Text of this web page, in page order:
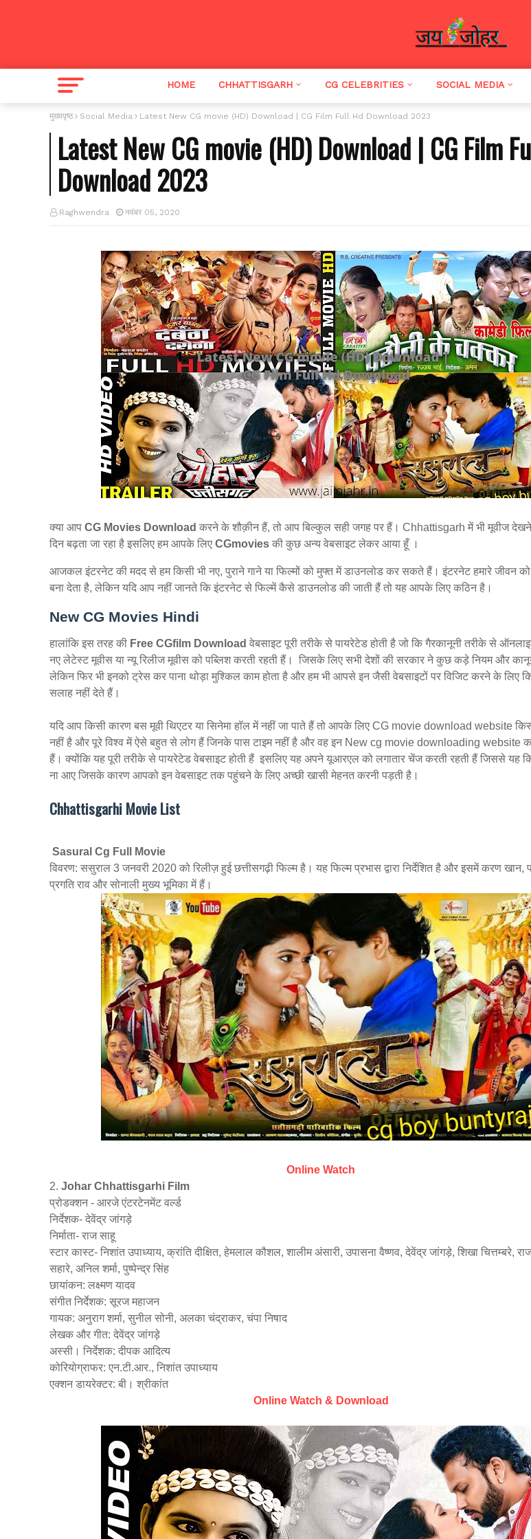
HOME CHHATTISGARH CG CELEBRITIES SOCIAL MEDIA
मुख्यपृष्ठ Social Media Latest New CG movie (HD) Download | CG Film Full Hd Download 2023
Latest New CG movie (HD) Download | CG Film
Download 2023
Raghwendra नवंबर 05, 2020
क्या आप CG Movies Download करने के शौक़ीन हैं, तो आप बिल्कुल सही जगह पर हैं। Chhattisgarh में भी मूवीज
दिन बढ़ता जा रहा है इसलिए हम आपके लिए CGmovies की कुछ अन्य वेबसाइट लेकर आया हूँ ।
आजकल इंटरनेट की मदद से हम किसी भी नए, पुराने गाने या फिल्मों को मुफ्त में डाउनलोड कर सकते हैं। इंटरनेट हमारे जीवन
बना देता है, लेकिन यदि आप नहीं जानते कि इंटरनेट से फिल्में कैसे डाउनलोड की जाती हैं तो यह आपके लिए कठिन है।
New CG Movies Hindi
हालांकि इस तरह की Free CGfilm Download वेबसाइट पूरी तरीके से पायरेटेड होती है जो कि गैरकानूनी तरीके से
नए लेटेस्ट मूवीस या न्यू रिलीज मूवीस को पब्लिश करती रहती हैं। जिसके लिए सभी देशों की सरकार ने कुछ कड़े नियम और
लेकिन फिर भी इनको ट्रेस कर पाना थोड़ा मुश्किल काम होता है और हम भी आपसे इन जैसी वेबसाइटों पर विजिट करने के लिए
सलाह नहीं देते हैं।
यदि आप किसी कारण बस मूवी थिएटर या सिनेमा हॉल में नहीं जा पाते हैं तो आपके लिए CG movie download website
नहीं है और पूरे विश्व में ऐसे बहुत से लोग हैं जिनके पास टाइम नहीं है और वह इन New cg movie downloading website
हैं। क्योंकि यह पूरी तरीके से पायरेटेड वेबसाइट होती हैं इसलिए यह अपने यूआरएल को लगातार चेंज करती रहती हैं जिससे यह
ना आए जिसके कारण आपको इन वेबसाइट तक पहुंचने के लिए अच्छी खासी मेहनत करनी पड़ती है।
Chhattisgarhi Movie List
Sasural Cg Full Movie
विवरण: ससुराल 3 जनवरी 2020 को रिलीज़ हुई छत्तीसगढ़ी फिल्म है। यह फिल्म प्रभास द्वारा निर्देशित है और इसमें करण खान,
प्रगति राव और सोनाली मुख्य भूमिका में हैं।
Online Watch
2. Johar Chhattisgarhi Film
प्रोडक्शन - आरजे एंटरटेनमेंट वर्ल्ड
निर्देशक- देवेंद्र जांगड़े
निर्माता- राज साहू
स्टार कास्ट- निशांत उपाध्याय, क्रांति दीक्षित, हेमलाल कौशल, शालीम अंसारी, उपासना वैष्णव, देवेंद्र जांगड़े, शिखा चित्तम्बरे,
सहारे, अनिल शर्मा, पुष्पेन्द्र सिंह
छायांकन: लक्ष्मण यादव
संगीत निर्देशक: सूरज महाजन
गायक: अनुराग शर्मा, सुनील सोनी, अलका चंद्राकर, चंपा निषाद
लेखक और गीत: देवेंद्र जांगड़े
अस्सी। निर्देशक: दीपक आदित्य
कोरियोग्राफर: एन.टी.आर., निशांत उपाध्याय
एक्शन डायरेक्टर: बी। श्रीकांत
Online Watch & Download